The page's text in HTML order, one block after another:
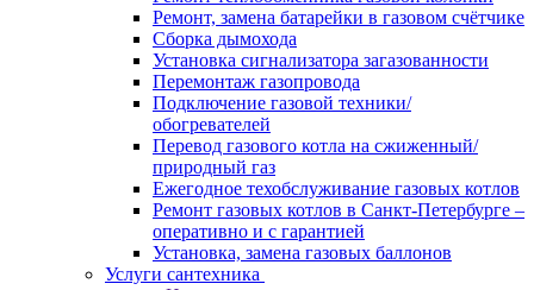
Ремонт, замена батарейки в газовом счётчике
Сборка дымохода
Установка сигнализатора загазованности
Перемонтаж газопровода
Подключение газовой техники/
обогревателей
Перевод газового котла на сжиженный/
природный газ
Ежегодное техобслуживание газовых котлов
Ремонт газовых котлов в Санкт-Петербурге –
оперативно и с гарантией
Установка, замена газовых баллонов
Услуги сантехника